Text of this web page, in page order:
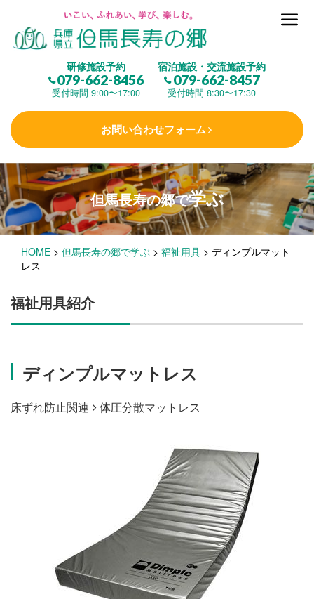
研修施設予約
079-662-8456
受付時間 9:00〜17:00
宿泊施設・交流施設予約
079-662-8457
受付時間 8:30〜17:30
お問い合わせフォーム
但馬長寿の郷とは
(研修施設)
楽しむ
学 ぶ(健康福祉)
泊まる(宿泊)
施設・料金
アクセス
但馬長寿の郷で学ぶ
HOME > 但馬長寿の郷で学ぶ > 福祉用具 > ディンプルマット
レス
福祉用具紹介
ディンプルマットレス
床ずれ防止関連 体圧分散マットレス